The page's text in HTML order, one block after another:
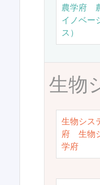
農学府
イノベー
ス）
生物
生物シス
府 生物
学府